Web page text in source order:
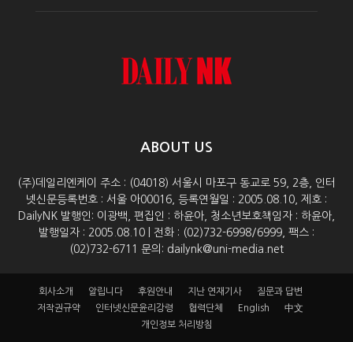
ABOUT US
(주)데일리엔케이 주소 : (04018) 서울시 마포구 동교로 59, 2층, 인터
넷신문등록번호 : 서울 아00016, 등록연월일 : 2005.08.10, 제호 :
DailyNK 발행인: 이광백, 편집인 : 하윤아, 청소년보호책임자 : 하윤아,
발행일자 : 2005.08.10 | 전화 : (02)732-6998/6999, 팩스 :
(02)732-6711 문의: dailynk@uni-media.net
회사소개 알립니다 후원안내 지난 연재기사
질문과 답변
저작권규약
인터넷신문윤리강령 협력단체 English
中文
개인정보 처리방침